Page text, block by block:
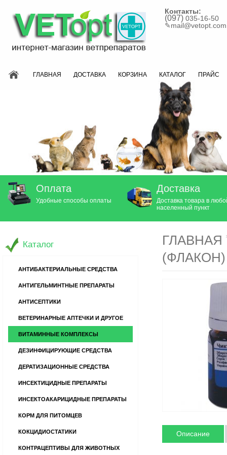
Контакты:
(097) 035-16-50
✎mail@vetopt.com
ГЛАВНАЯ ДОСТАВКА КОРЗИНА КАТАЛОГ ПРАЙС
Оплата
Удобные способы оплаты
Доставка
Доставка товара в
населенный пункт
ГЛАВНАЯ
Описание
Каталог
АНТИБАКТЕРИАЛЬНЫЕ СРЕДСТВА
АНТИГЕЛЬМИНТНЫЕ ПРЕПАРАТЫ
АНТИСЕПТИКИ
ВЕТЕРИНАРНЫЕ АПТЕЧКИ И ДРУГОЕ
ВИТАМИННЫЕ КОМПЛЕКСЫ
ДЕЗИНФИЦИРУЮЩИЕ СРЕДСТВА
ДЕРАТИЗАЦИОННЫЕ СРЕДСТВА
ИНСЕКТИЦИДНЫЕ ПРЕПАРАТЫ
ИНСЕКТОАКАРИЦИДНЫЕ ПРЕПАРАТЫ
КОРМ ДЛЯ ПИТОМЦЕВ
КОКЦИДИОСТАТИКИ
КОНТРАЦЕПТИВЫ ДЛЯ ЖИВОТНЫХ